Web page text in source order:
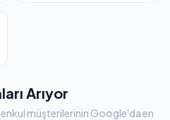
Arıyor
müşterilerinin Google'da en